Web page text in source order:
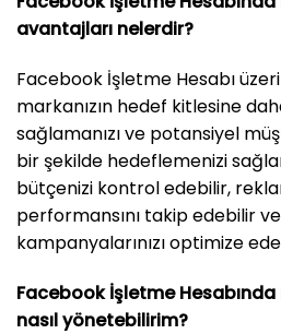
avantajları nelerdir?
Facebook İşletme Hesabı
markanızın hedef kitlesine
sağlamanızı ve potansiyel
bir şekilde hedeflemenizi
bütçenizi kontrol edebilir,
performansını takip edebilir
kampanyalarınızı optimize
Facebook İşletme
nasıl yönetebilirim?